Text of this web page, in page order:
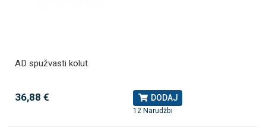
AD spužvasti kolut
36,88 € DODAJ
12 Narudžbi